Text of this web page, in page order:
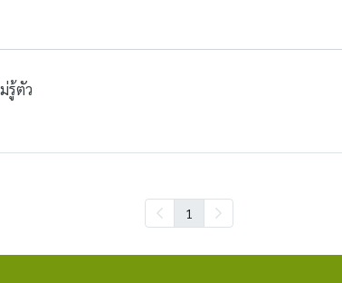
รู้ตัว
1